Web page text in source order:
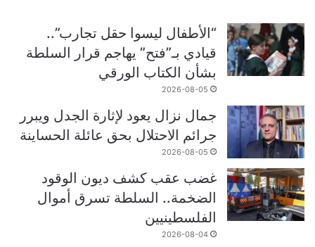
“الأطفال ليسوا حقل تجارب”..
قيادي بـ”فتح” يهاجم قرار السلطة
بشأن الكتاب الورقي
2026-08-05
جمال نزال يعود لإثارة الجدل ويبرر
جرائم الاحتلال بحق عائلة الحساينة
2026-08-05
غضب عقب كشف ديون الوقود
الضخمة.. السلطة تسرق أموال
الفلسطينيين
2026-08-04